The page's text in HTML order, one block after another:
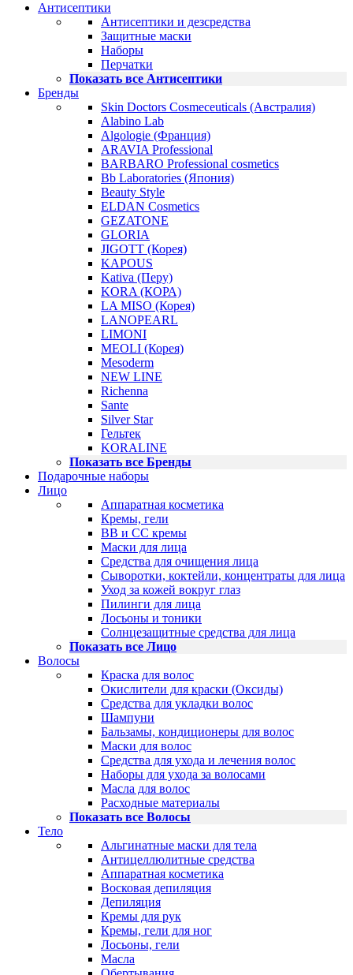
Антисептики
Антисептики и дезсредства
Защитные маски
Наборы
Перчатки
Показать все Антисептики
Бренды
Skin Doctors Cosmeceuticals (Австралия)
Alabino Lab
Algologie (Франция)
ARAVIA Professional
BARBARO Professional cosmetics
Bb Laboratories (Япония)
Beauty Style
ELDAN Cosmetics
GEZATONE
GLORIA
JIGOTT (Корея)
KAPOUS
Kativa (Перу)
KORA (КОРА)
LA MISO (Корея)
LANOPEARL
LIMONI
MEOLI (Корея)
Mesoderm
NEW LINE
Richenna
Sante
Silver Star
Гельтек
KORALINE
Показать все Бренды
Подарочные наборы
Лицо
Аппаратная косметика
Кремы, гели
BB и CC кремы
Маски для лица
Средства для очищения лица
Сыворотки, коктейли, концентраты для лица
Уход за кожей вокруг глаз
Пилинги для лица
Лосьоны и тоники
Солнцезащитные средства для лица
Показать все Лицо
Волосы
Краска для волос
Окислители для краски (Оксиды)
Средства для укладки волос
Шампуни
Бальзамы, кондиционеры для волос
Маски для волос
Средства для ухода и лечения волос
Наборы для ухода за волосами
Масла для волос
Расходные материалы
Показать все Волосы
Тело
Альгинатные маски для тела
Антицеллюлитные средства
Аппаратная косметика
Восковая депиляция
Депиляция
Кремы для рук
Кремы, гели для ног
Лосьоны, гели
Масла